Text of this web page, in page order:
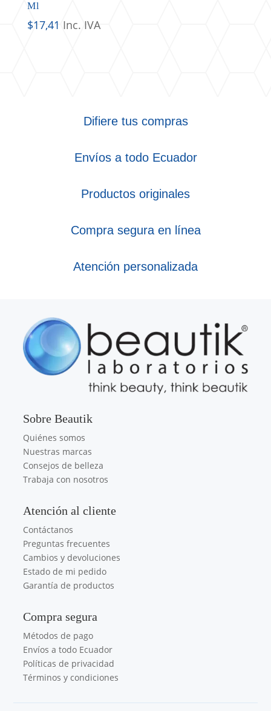
Ml
$17,41 Inc. IVA
Difiere tus compras
Envíos a todo Ecuador
Productos originales
Compra segura en línea
Atención personalizada
Sobre Beautik
Quiénes somos
Nuestras marcas
Consejos de belleza
Trabaja con nosotros
Atención al cliente
Contáctanos
Preguntas frecuentes
Cambios y devoluciones
Estado de mi pedido
Garantía de productos
Compra segura
Métodos de pago
Envíos a todo Ecuador
Políticas de privacidad
Términos y condiciones